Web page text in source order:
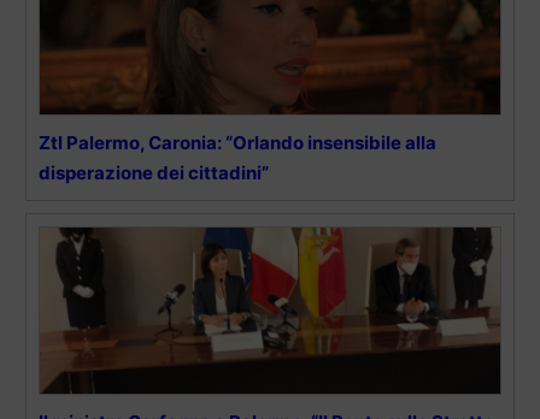
Ztl Palermo, Caronia: “Orlando insensibile alla
disperazione dei cittadini”